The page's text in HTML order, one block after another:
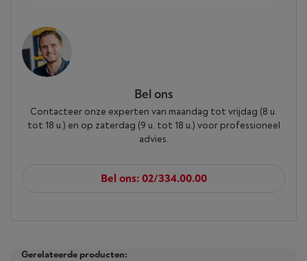
Bel ons
Contacteer onze experten van maandag tot vrijdag (8 u.
tot 18 u.) en op zaterdag (9 u. tot 18 u.) voor professioneel
advies.
Bel ons: 02/334.00.00
Gerelateerde producten: